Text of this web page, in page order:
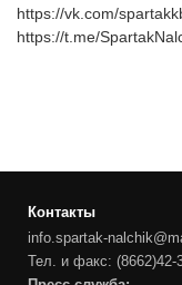
https://vk.com/
https://t.me/
Контакты
info.spartak-
Тел. и факс: (8662)42-